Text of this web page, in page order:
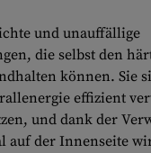
und unauffällige
die selbst den
können. Sie
effizient
und dank der
auf der Innenseite